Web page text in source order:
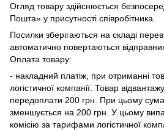
Огляд товару здійснюється
Пошта» у присутності співробітника.
Посилки зберігаються на складі
автоматично повертаються
Оплата товару:
- накладний платіж, при отриманні
логістичної компанії. Товар
передоплати 200 грн. При цьому сума
зменшується на 200 грн. У цьому
комісію за тарифами логістичної